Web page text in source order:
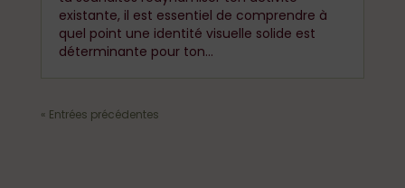
existante, il est essentiel de comprendre à
quel point une identité visuelle solide est
déterminante pour ton...
« Entrées précédentes